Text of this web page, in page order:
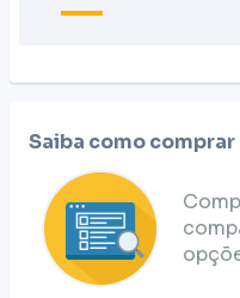
Saiba como